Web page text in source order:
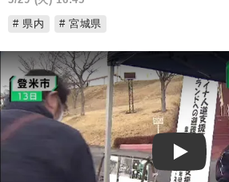
県内
宮城県
Play